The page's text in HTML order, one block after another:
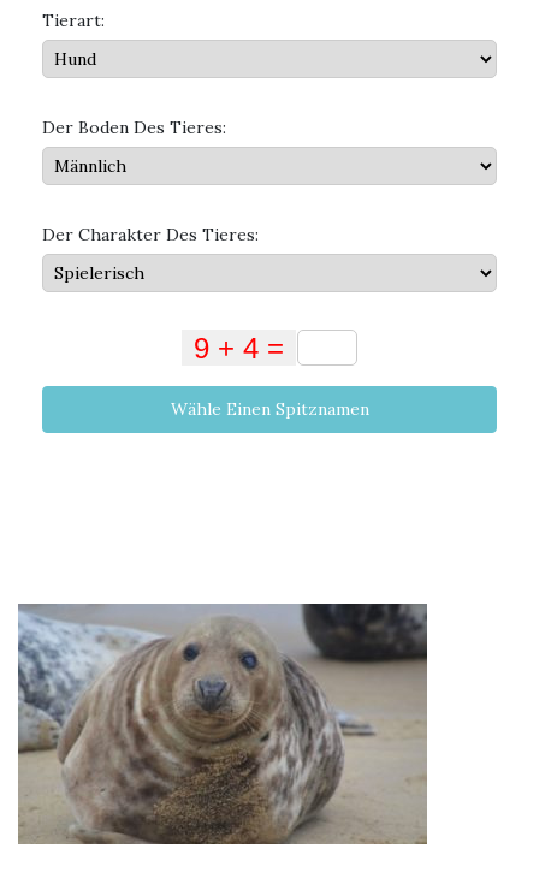
Tierart:
Der Boden Des Tieres:
Der Charakter Des Tieres:
Wähle Einen Spitznamen